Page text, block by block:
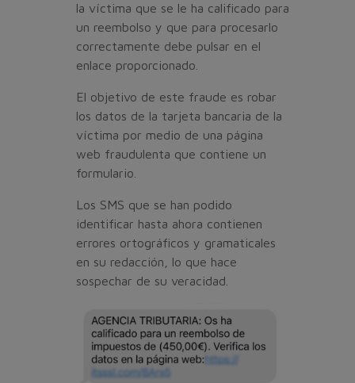
la víctima que se le ha calificado para
un reembolso y que para procesarlo
correctamente debe pulsar en el
enlace proporcionado.
El objetivo de este fraude es robar
los datos de la tarjeta bancaria de la
víctima por medio de una página
web fraudulenta que contiene un
formulario.
Los SMS que se han podido
identificar hasta ahora contienen
errores ortográficos y gramaticales
en su redacción, lo que hace
sospechar de su veracidad.